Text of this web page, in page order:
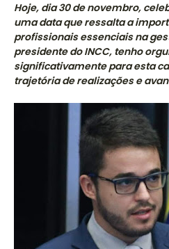
Hoje, dia 30 de novembro,
uma data que ressalta a
profissionais essenciais na
presidente do INCC, tenho
significativamente para esta
trajetória de realizações e